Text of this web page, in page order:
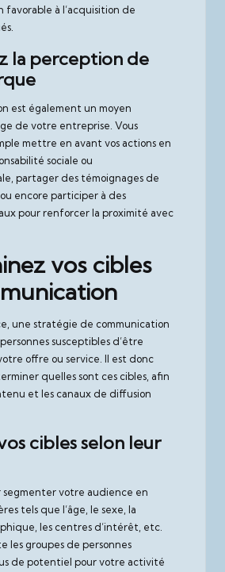
favorable à l’acquisition de
la perception de
est également un moyen
de votre entreprise. Vous
mettre en avant vos actions en
sociale ou
partager des témoignages de
encore participer à des
pour renforcer la proximité avec
vos cibles
une stratégie de communication
susceptibles d’être
offre ou service. Il est donc
quelles sont ces cibles, afin
et les canaux de diffusion
cibles selon leur
segmenter votre audience en
tels que l’âge, le sexe, la
les centres d’intérêt, etc.
les groupes de personnes
de potentiel pour votre activité